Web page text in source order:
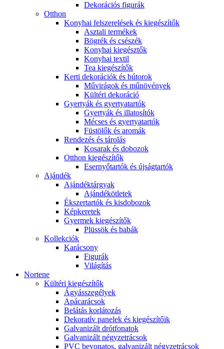
Dekorációs figurák
Otthon
Konyhai felszerelések és kiegészítők
Asztali termékek
Bögrék és csészék
Konyhai kiegésztők
Konyhai textil
Tea kiegészítők
Kerti dekorációk és bútorok
Művirágok és műnövények
Kültéri dekoráció
Gyertyák és gyertyatartók
Gyertyák és illatosítók
Mécses és gyertyatartók
Füstölők és aromák
Rendezés és tárolás
Kosarak és dobozok
Otthon kiegészítők
Esernyőtartók és újságtartók
Ajándék
Ajándéktárgyak
Ajándékötletek
Ékszertartók és kisdobozok
Képkeretek
Gyermek kiegészítők
Plüssök és babák
Kollekciók
Karácsony
Figurák
Világítás
Nortene
Kültéri kiegészítők
Ágyásszegélyek
Apácarácsok
Belátás korlátozás
Dekoratív panelek és kiegészítőik
Galvanizált drótfonatok
Galvanizált négyzetrácsok
PVC bevonatos, galvanizált négyzetrácsok